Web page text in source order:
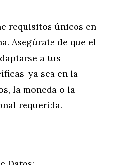
requisitos únicos en
Asegúrate de que el
a tus
ya sea en la
la moneda o la
requerida.